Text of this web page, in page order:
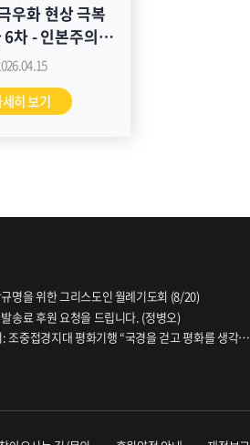
우화 현상 극복
6차 - 인본주의와
: 인권과 윤리의
가? 자료집
히 보기
명을 위한 그리스도인 월례기도회 (8/20)
송료 후원 요청을 드립니다. (정병오)
조중접경지대 평화기행 “국경을 걷고 평화를 생각하